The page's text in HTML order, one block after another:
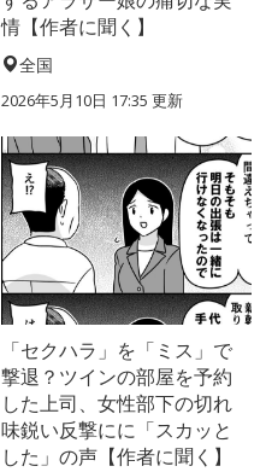
情【作者に聞く】
全国
2026年5月10日 17:35 更新
「セクハラ」を「ミス」で
撃退？ツインの部屋を予約
した上司、女性部下の切れ
味鋭い反撃にに「スカッと
した」の声【作者に聞く】